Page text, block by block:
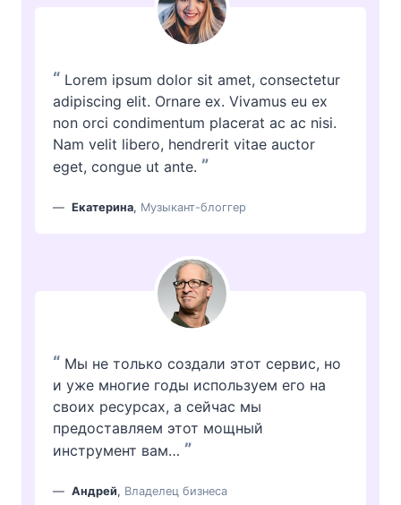
“ Lorem ipsum dolor sit amet, consectetur
adipiscing elit. Ornare ex. Vivamus eu ex
non orci condimentum placerat ac ac nisi.
Nam velit libero, hendrerit vitae auctor
eget, congue ut ante. ”
Екатерина, Музыкант-блоггер
“ Мы не только создали этот сервис, но
и уже многие годы используем его на
своих ресурсах, а сейчас мы
предоставляем этот мощный
инструмент вам… ”
Андрей, Владелец бизнеса